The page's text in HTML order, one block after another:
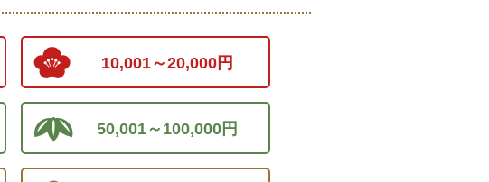
10,001～20,000円
50,001～100,000円